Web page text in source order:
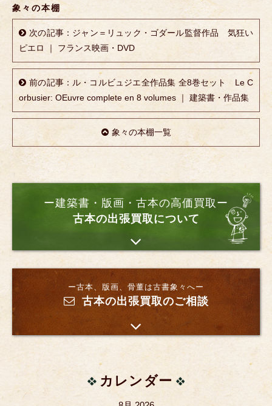
象々の本棚
次の記事：ジャン＝リュック・ゴダール監督作品 気狂い
ピエロ ｜ フランス映画・DVD
前の記事：ル・コルビュジエ全作品集 全8巻セット Le C
orbusier: OEuvre complete en 8 volumes ｜ 建築書・作品集
象々の本棚一覧
ー建築書・版画・古本の高価買取ー
古本の出張買取について
ー古本、版画、骨董は古書象々へー
古本の出張買取のご相談
カレンダー